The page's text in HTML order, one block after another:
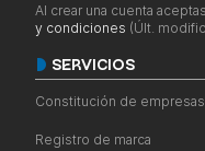
Al crear una cuenta
y condiciones (Últ.
SERVICIOS
Constitución de empresas
Registro de marca